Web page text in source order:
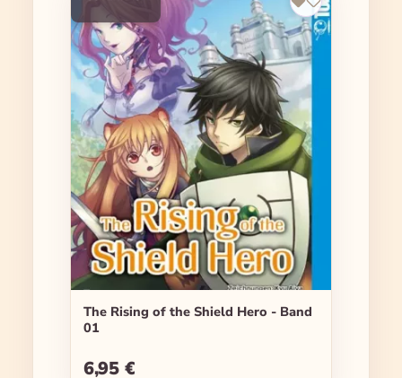
The Rising of the Shield Hero - Band
01
Regulärer Preis:
6,95 €